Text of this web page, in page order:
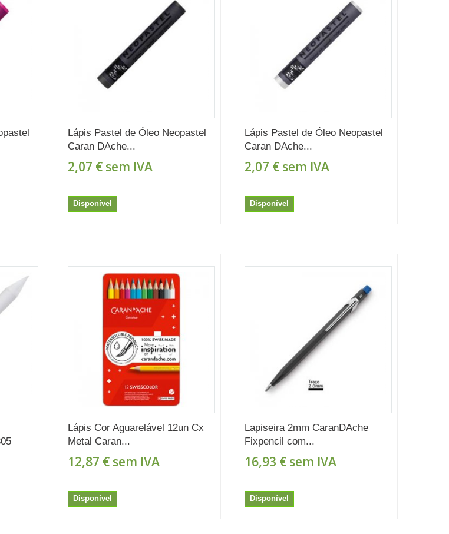
Lápis Pastel de Óleo Neopastel
Caran DAche...
2,07 €sem IVA
Disponível
Lápis Pastel de Óleo Neopastel
Caran DAche...
2,07 €sem IVA
Disponível
Lápis Cor Aguarelável 12un Cx
Metal Caran...
12,87 €sem IVA
Disponível
Lapiseira 2mm CaranDAche
Fixpencil com...
16,93 €sem IVA
Disponível